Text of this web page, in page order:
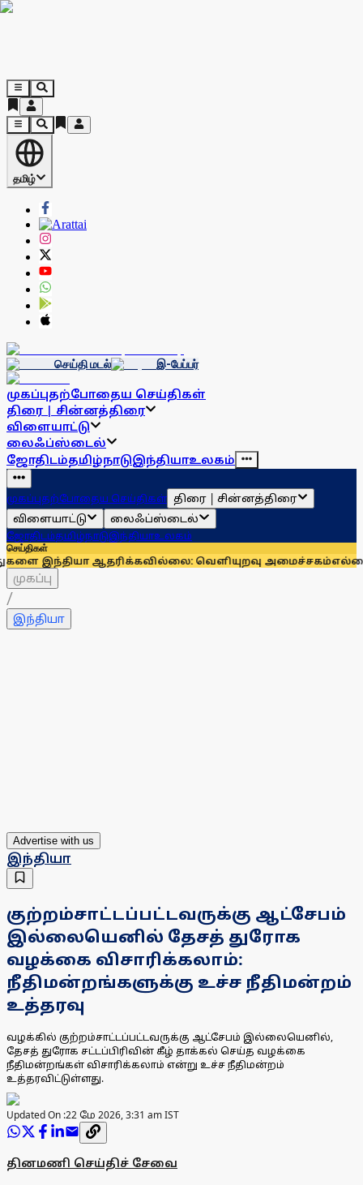
தமிழ்
செய்தி மடல் இ-பேப்பர்
முகப்புதற்போதைய செய்திகள்
திரை | சின்னத்திரை
விளையாட்டு
லைஃப்ஸ்டைல்
ஜோதிடம்தமிழ்நாடுஇந்தியாஉலகம்
முகப்புதற்போதைய செய்திகள் திரை | சின்னத்திரை
விளையாட்டு
லைஃப்ஸ்டைல்
ஜோதிடம்தமிழ்நாடுஇந்தியாஉலகம்
செய்திகள்
ஆதரிக்கவில்லை: வெளியுறவு அமைச்சகம்எல்லைப்
முகப்பு
/
இந்தியா
Advertise with us
இந்தியா
குற்றம்சாட்டப்பட்டவருக்கு ஆட்சேபம்
இல்லையெனில் தேசத் துரோக
வழக்கை விசாரிக்கலாம்:
நீதிமன்றங்களுக்கு உச்ச நீதிமன்றம்
உத்தரவு
வழக்கில் குற்றம்சாட்டப்பட்டவருக்கு ஆட்சேபம் இல்லையெனில்,
தேசத் துரோக சட்டப்பிரிவின் கீழ் தாக்கல் செய்த வழக்கை
நீதிமன்றங்கள் விசாரிக்கலாம் என்று உச்ச நீதிமன்றம்
உத்தரவிட்டுள்ளது.
Updated On :22 மே 2026, 3:31 am IST
தினமணி செய்திச் சேவை